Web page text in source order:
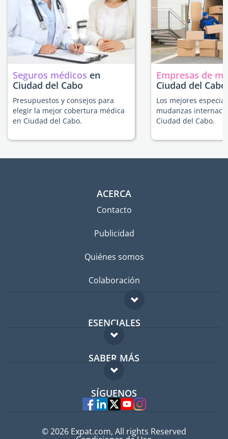
Seguros médicos en
Ciudad del Cabo
Presupuestos y consejos para
elegir la mejor cobertura médica
en Ciudad del Cabo.
Empresas de
Ciudad del Cabo
Los mejores
mudanzas
Ciudad del Cabo.
ACERCA
Contacto
Publicidad
Quiénes somos
Colaboración
ESENCIALES
Foro para expatriados
Guía para expatriados
Trabajos en el extranjero
SABER MÁS
FAQ
Expertos
SÍGUENOS
© 2026 Expat.com, All rights Reserved